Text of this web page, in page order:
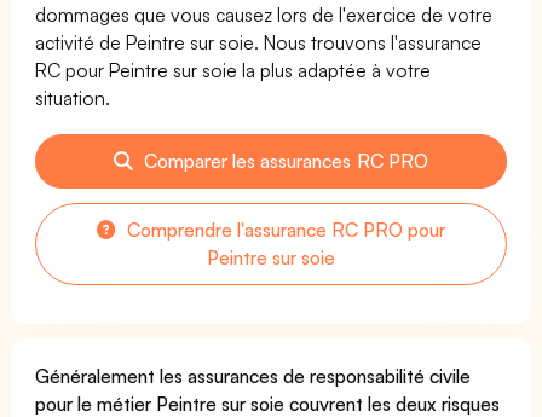
dommages que vous causez lors de l'exercice de votre
activité de Peintre sur soie. Nous trouvons l'assurance
RC pour Peintre sur soie la plus adaptée à votre
situation.
Comparer les assurances RC PRO
Comprendre l'assurance RC PRO pour
Peintre sur soie
Généralement les assurances de responsabilité civile
pour le métier Peintre sur soie couvrent les deux risques